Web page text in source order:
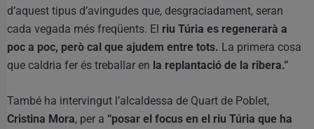
d’aquest tipus d’avingudes que, desgraciadament, seran
cada vegada més freqüents. El riu Túria es regenerarà a
poc a poc, però cal que ajudem entre tots. La primera cosa
que caldria fer és treballar en la replantació de la ribera.”
També ha intervingut l’alcaldessa de Quart de Poblet,
Cristina Mora, per a “posar el focus en el riu Túria que ha